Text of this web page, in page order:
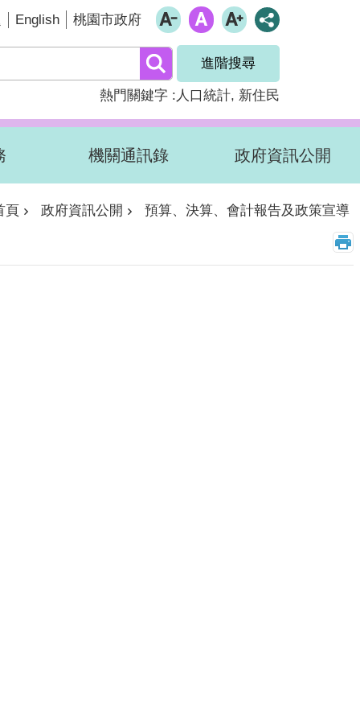
English 桃園市政府
進階搜尋
熱門關鍵字 人口統計 新住民
機關通訊錄 政府資訊公開
頁 政府資訊公開 預算、決算、會計報告及政策宣導